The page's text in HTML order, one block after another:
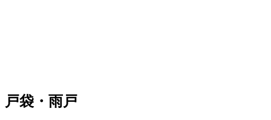
戸袋・雨戸